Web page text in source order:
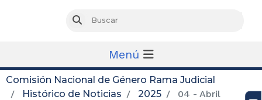
Buscar
Menú
Comisión Nacional de Género Rama Judicial
Histórico de Noticias
2025 04 - Abril